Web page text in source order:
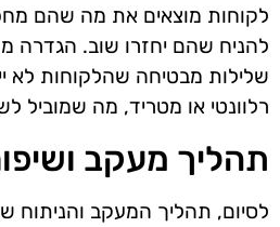
לקוחות מוצאים את מה שהם
להניח שהם יחזרו שוב. הגדרה
שלילות מבטיחה שהלקוחות לא
רלוונטי או מטריד, מה שמוביל
תהליך מעקב
לסיום, תהליך המעקב והניתוח